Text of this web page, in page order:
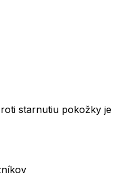
starnutiu pokožky je